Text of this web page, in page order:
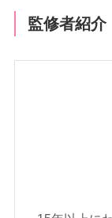
監修者紹介